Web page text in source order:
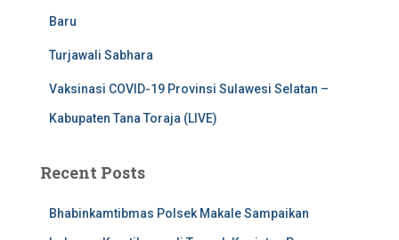
Baru
Turjawali Sabhara
Vaksinasi COVID-19 Provinsi Sulawesi Selatan –
Kabupaten Tana Toraja (LIVE)
Recent Posts
Bhabinkamtibmas Polsek Makale Sampaikan